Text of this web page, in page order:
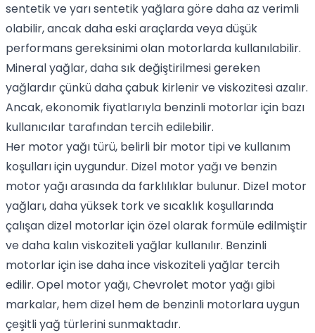
sentetik ve yarı sentetik yağlara göre daha az verimli
olabilir, ancak daha eski araçlarda veya düşük
performans gereksinimi olan motorlarda kullanılabilir.
Mineral yağlar, daha sık değiştirilmesi gereken
yağlardır çünkü daha çabuk kirlenir ve viskozitesi azalır.
Ancak, ekonomik fiyatlarıyla benzinli motorlariçin bazı
kullanıcılar tarafından tercih edilebilir.
Her motor yağı türü, belirli bir motor tipi ve kullanım
koşulları için uygundur. Dizel motor yağıve benzin
motor yağıarasında da farklılıklar bulunur. Dizel motor
yağları, daha yüksek tork ve sıcaklık koşullarında
çalışan dizel motorlar için özel olarak formüle edilmiştir
ve daha kalın viskoziteli yağlar kullanılır. Benzinli
motorlar için ise daha ince viskoziteli yağlar tercih
edilir. Opel motor yağı,Chevrolet motor yağıgibi
markalar, hem dizel hem de benzinli motorlara uygun
çeşitli yağ türlerini sunmaktadır.